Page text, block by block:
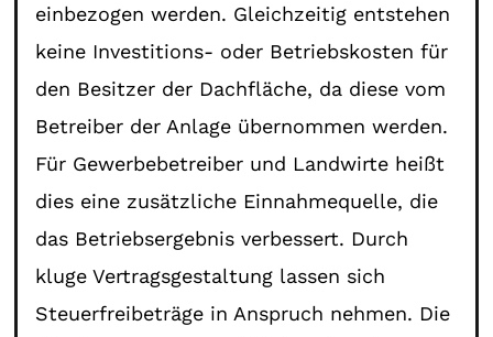
einbezogen werden. Gleichzeitig entstehen
keine Investitions- oder Betriebskosten für
den Besitzer der Dachfläche, da diese vom
Betreiber der Anlage übernommen werden.
Für Gewerbebetreiber und Landwirte heißt
dies eine zusätzliche Einnahmequelle, die
das Betriebsergebnis verbessert. Durch
kluge Vertragsgestaltung lassen sich
Steuerfreibeträge in Anspruch nehmen. Die